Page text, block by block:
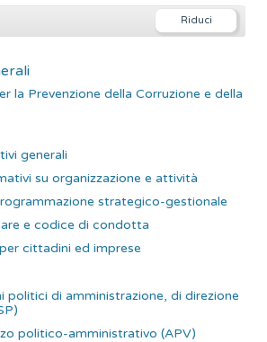
la Prevenzione della Corruzione e della
generali
su organizzazione e attività
strategico-gestionale
e codice di condotta
cittadini ed imprese
politici di amministrazione, di direzione
politico-amministrativo (APV)